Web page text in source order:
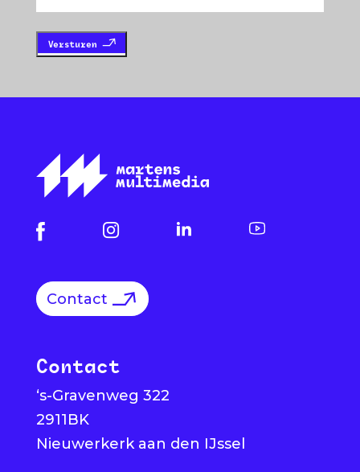
Contact
Contact
‘s-Gravenweg 322
2911BK
Nieuwerkerk aan den IJssel